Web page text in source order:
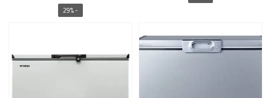
الأصلي
- 29%